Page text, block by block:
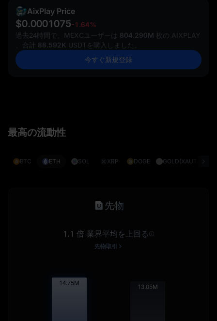
AixPlay Price
$0.0001075-1.64%
過去24時間で、MEXCユーザーは 804.290M 枚の AIXPLAY
、合計 88.592K USDTを購入しました。
今すぐ新規登録
最高の流動性
BTC ETH SOL XRP DOGE GOLD(XAUT)
先物
1.1 倍 業界平均を上回る
先物取引
14.77M
13.06M